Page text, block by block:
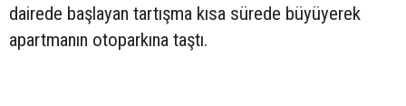
dairede başlayan tartışma kısa sürede büyüyerek
apartmanın otoparkına taştı.